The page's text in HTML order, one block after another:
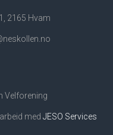
2165 Hvam
Velforening
medJESO Services